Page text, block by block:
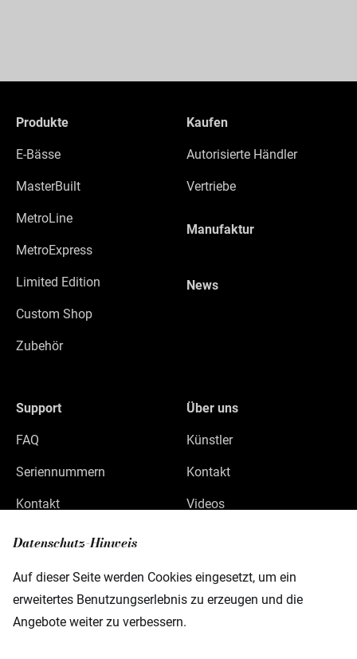
Datenschutz-Hinweis
Auf dieser Seite werden Cookies eingesetzt, um ein
erweitertes Benutzungserlebnis zu erzeugen und die
Angebote weiter zu verbessern.
Produkte
E-Bässe
MasterBuilt
MetroLine
MetroExpress
Limited Edition
Custom Shop
Zubehör
Kaufen
Autorisierte Händler
Vertriebe
Manufaktur
News
Support
FAQ
Seriennummern
Kontakt
Über uns
Künstler
Kontakt
Videos